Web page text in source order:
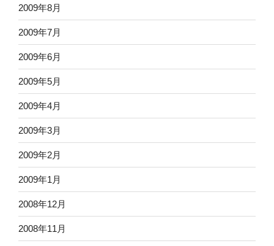
2009年8月
2009年7月
2009年6月
2009年5月
2009年4月
2009年3月
2009年2月
2009年1月
2008年12月
2008年11月